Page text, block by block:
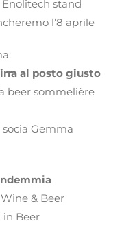
stand
l’8 aprile
al posto giusto
beer sommelière
Gemma
& Beer
in Beer